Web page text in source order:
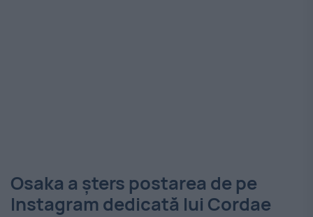
Osaka a șters postarea de pe
Instagram dedicată lui Cordae